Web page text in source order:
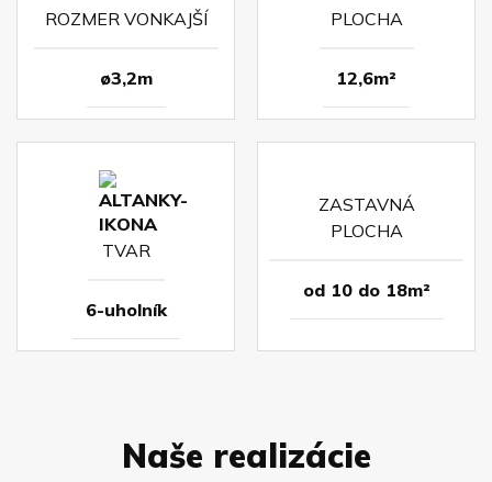
ROZMER VONKAJŠÍ
ø3,2m
PLOCHA
12,6m²
TVAR
6-uholník
ZASTAVNÁ
PLOCHA
od 10 do 18m²
Naše realizácie